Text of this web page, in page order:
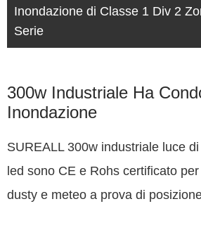
Inondazione di Classe 1 Div 2
Serie
300w Industriale Ha
Inondazione
SUREALL 300w industriale luce
led sono CE e Rohs certificato
dusty e meteo a prova di